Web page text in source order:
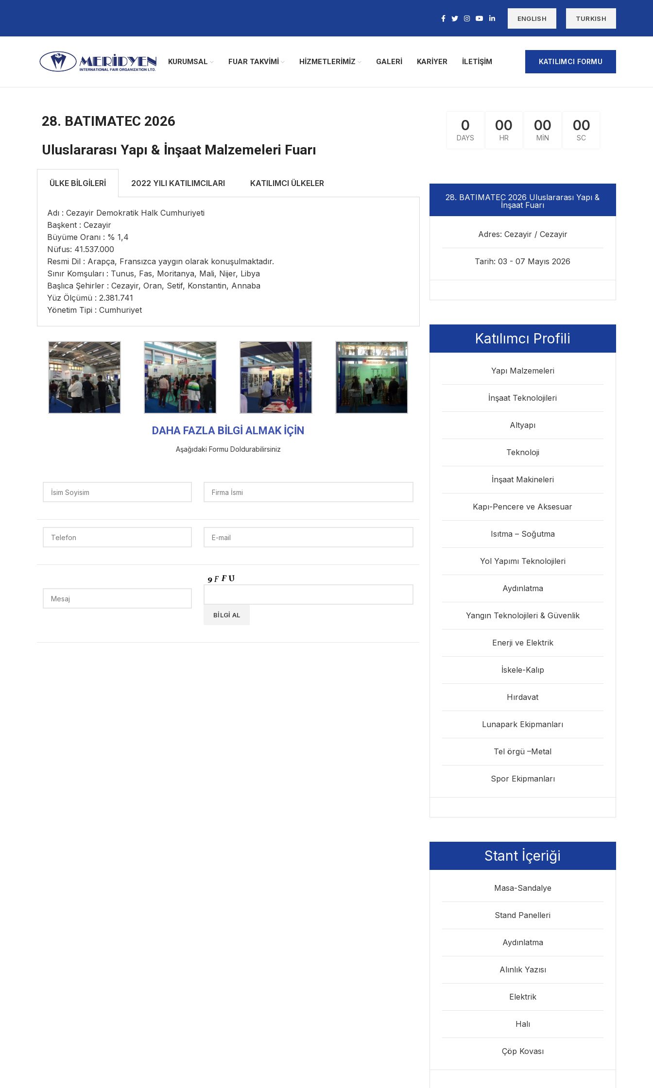
ENGLISH TURKISH
KURUMSAL FUAR TAKVİMİ HİZMETLERİMİZ GALERI KARIYER İLETIŞIM KATILIMCI FORMU
28. BATIMATEC 2026
Uluslararası Yapı & İnşaat Malzemeleri Fuarı
0
DAYS
00
HR
00
MIN
00
SC
ÜLKE BİLGİLERİ 2022 YILI KATILIMCILARI KATILIMCI ÜLKELER
Adı : Cezayir Demokratik Halk Cumhuriyeti
Başkent : Cezayir
Büyüme Oranı : % 1,4
Nüfus: 41.537.000
Resmi Dil : Arapça, Fransızca yaygın olarak konuşulmaktadır.
Sınır Komşuları : Tunus, Fas, Moritanya, Mali, Nijer, Libya
Başlıca Şehirler : Cezayir, Oran, Setif, Konstantin, Annaba
Yüz Ölçümü : 2.381.741
Yönetim Tipi : Cumhuriyet
DAHA FAZLA BİLGİ ALMAK İÇİN
Aşağıdaki Formu Doldurabilirsiniz
28. BATIMATEC 2026 Uluslararası Yapı &
İnşaat Fuarı
Adres: Cezayir / Cezayir
Tarih: 03 - 07 Mayıs 2026
Katılımcı Profili
Yapı Malzemeleri
İnşaat Teknolojileri
Altyapı
Teknoloji
İnşaat Makineleri
Kapı-Pencere ve Aksesuar
Isıtma – Soğutma
Yol Yapımı Teknolojileri
Aydınlatma
Yangın Teknolojileri & Güvenlik
Enerji ve Elektrik
İskele-Kalıp
Hırdavat
Lunapark Ekipmanları
Tel örgü –Metal
Spor Ekipmanları
Stant İçeriği
Masa-Sandalye
Stand Panelleri
Aydınlatma
Alınlık Yazısı
Elektrik
Halı
Çöp Kovası